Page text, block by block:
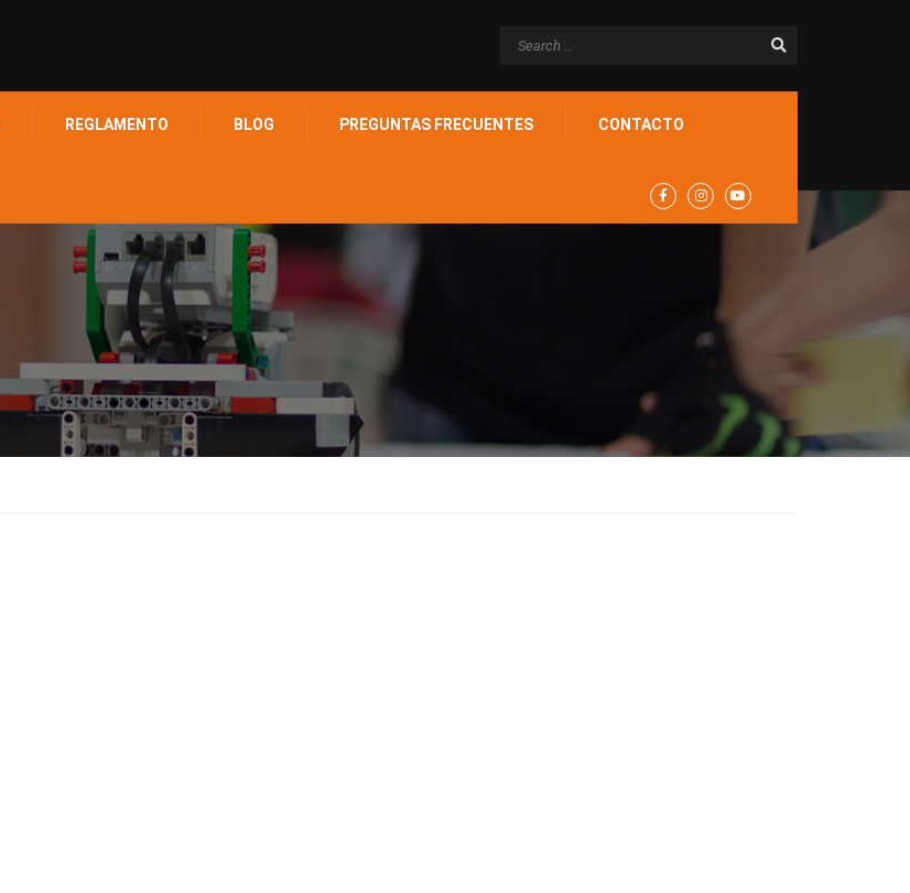
REGLAMENTO BLOG PREGUNTAS FRECUENTES CONTACTO